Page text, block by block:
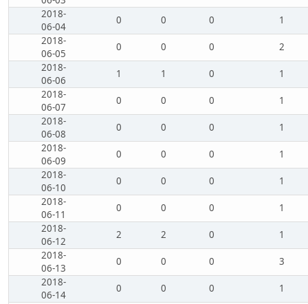
2018-
06-04
0 0 0
1
2018-
06-05
0 0 0
2
2018-
06-06
1 1 0
1
2018-
06-07
0 0 0
1
2018-
06-08
0 0 0
1
2018-
06-09
0 0 0
1
2018-
06-10
0 0 0
1
2018-
06-11
0 0 0
1
2018-
06-12
2 2 0
1
2018-
06-13
0 0 0
3
2018-
06-14
0 0 0
1